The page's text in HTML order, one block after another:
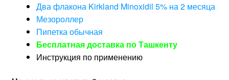
Два флакона Kirkland Minoxidil 5% на 2 месяца
Мезороллер
Пипетка обычная
Бесплатная доставка по Ташкенту
Инструкция по применению